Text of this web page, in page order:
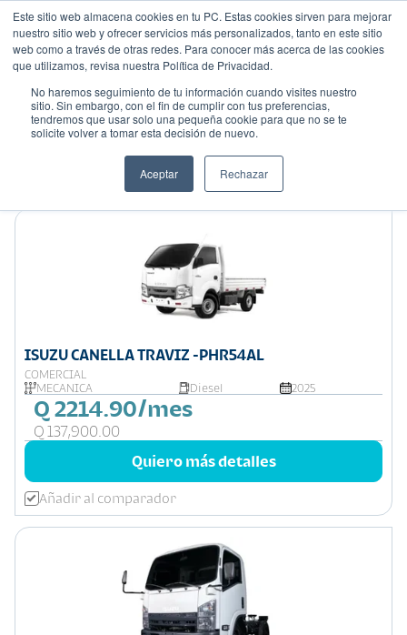
Este sitio web almacena cookies en tu PC. Estas cookies sirven para mejorar
nuestro sitio web y ofrecer servicios más personalizados, tanto en este sitio
web como a través de otras redes. Para conocer más acerca de las cookies
que utilizamos, revisa nuestra Política de Privacidad.
No haremos seguimiento de tu información cuando visites nuestro
sitio. Sin embargo, con el fin de cumplir con tus preferencias,
tendremos que usar solo una pequeña cookie para que no se te
solicite volver a tomar esta decisión de nuevo.
Aceptar Rechazar
Mostrando 9 de 23
Ordenar por:Precio: Menor a Mayor
ISUZU CANELLA TRAVIZ -PHR54AL
COMERCIAL
MECANICA
Diesel 2025
Q 2214.90/mes
Q 137,900.00
Quiero más detalles
Añadir al comparador